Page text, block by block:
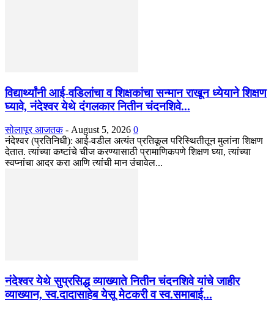
विद्यार्थ्यांनी आई-वडिलांचा व शिक्षकांचा सन्मान राखून ध्येयाने शिक्षण
घ्यावे, नंदेश्वर येथे दंगलकार नितीन चंदनशिवे...
सोलापूर आजतक - August 5, 2026 0
नंदेश्वर (प्रतिनिधी): आई-वडील अत्यंत प्रतिकूल परिस्थितीतून मुलांना शिक्षण
देतात. त्यांच्या कष्टांचे चीज करण्यासाठी प्रामाणिकपणे शिक्षण घ्या, त्यांच्या
स्वप्नांचा आदर करा आणि त्यांची मान उंचावेल...
नंदेश्वर येथे सुप्रसिद्ध व्याख्याते नितीन चंदनशिवे यांचे जाहीर
व्याख्यान, स्व.दादासाहेब येसू मेटकरी व स्व.समाबाई...